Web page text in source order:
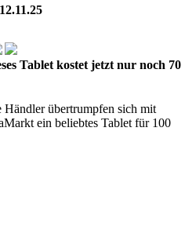
12.11.25
Tablet kostet jetzt nur noch 70
übertrumpfen sich mit
ein beliebtes Tablet für 100